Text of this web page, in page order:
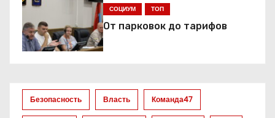
я
п
з
СОЦИУМ ТОП
От парковок до тарифов
Безопасность Власть Команда47